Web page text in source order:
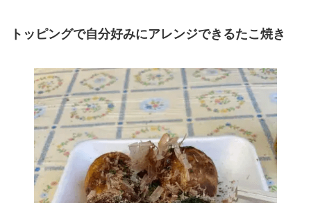
トッピングで自分好みにアレンジできるたこ焼き